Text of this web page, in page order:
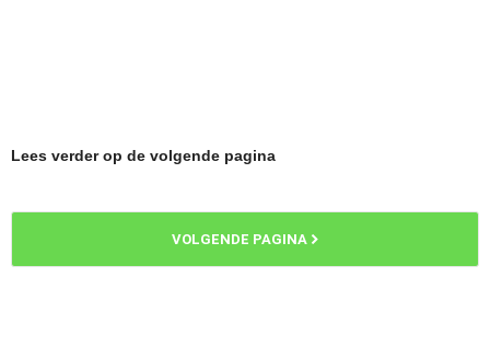
Lees verder op de volgende pagina
VOLGENDE PAGINA